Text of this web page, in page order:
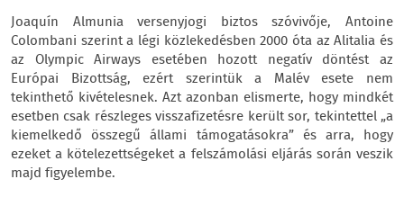
Joaquín Almunia versenyjogi biztos szóvivője, Antoine
Colombani szerint a légi közlekedésben 2000 óta az Alitalia és
az Olympic Airways esetében hozott negatív döntést az
Európai Bizottság, ezért szerintük a Malév esete nem
tekinthető kivételesnek. Azt azonban elismerte, hogy mindkét
esetben csak részleges visszafizetésre került sor, tekintettel „a
kiemelkedő összegű állami támogatásokra” és arra, hogy
ezeket a kötelezettségeket a felszámolási eljárás során veszik
majd figyelembe.